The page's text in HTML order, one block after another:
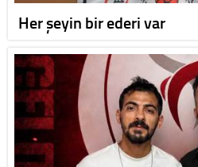
Her şeyin bir ederi var